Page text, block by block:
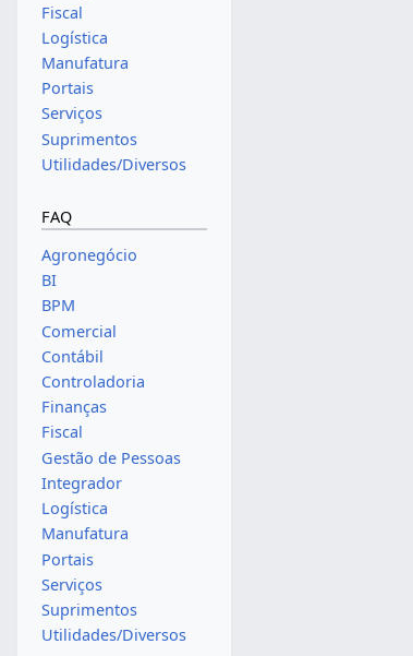
Fiscal
Logística
Manufatura
Portais
Serviços
Suprimentos
Utilidades/Diversos
FAQ
Agronegócio
BI
BPM
Comercial
Contábil
Controladoria
Finanças
Fiscal
Gestão de Pessoas
Integrador
Logística
Manufatura
Portais
Serviços
Suprimentos
Utilidades/Diversos